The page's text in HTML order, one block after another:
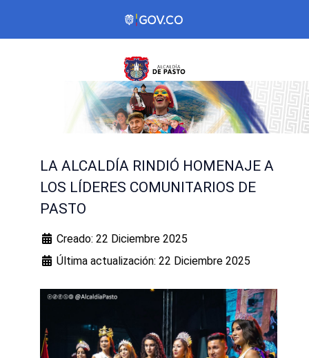
LA ALCALDÍA RINDIÓ HOMENAJE A
LOS LÍDERES COMUNITARIOS DE
PASTO
Creado: 22 Diciembre 2025
Última actualización: 22 Diciembre 2025